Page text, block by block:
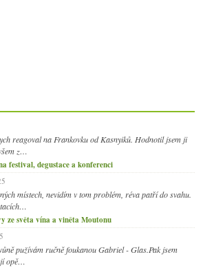
reagoval na Frankovku od Kasnyiků. Hodnotil jsem ji
z…
festival, degustace a konferenci
místech, nevidím v tom problém, réva patří do svahu.
ze světa vína a viněta Moutonu
pužívám ručně foukanou Gabriel - Glas.Pak jsem
opě…